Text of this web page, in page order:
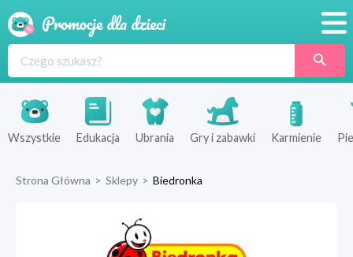
Produkty
Sklepy
Wszystkie Edukacja Ubrania Gry i zabawki Karmienie
Strona Główna > Sklepy > Biedronka